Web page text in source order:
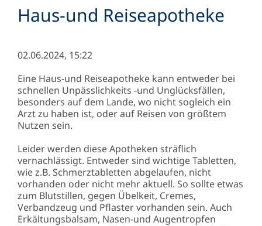
Haus-und Reiseapotheke
02.06.2024, 15:22
Eine Haus-und Reiseapotheke kann entweder bei
schnellen Unpässlichkeits -und Unglücksfällen,
besonders auf dem Lande, wo nicht sogleich ein
Arzt zu haben ist, oder auf Reisen von größtem
Nutzen sein.
Leider werden diese Apotheken sträflich
vernachlässigt. Entweder sind wichtige Tabletten,
wie z.B. Schmerztabletten abgelaufen, nicht
vorhanden oder nicht mehr aktuell. So sollte etwas
zum Blutstillen, gegen Übelkeit, Cremes,
Verbandzeug und Pflaster vorhanden sein. Auch
Erkältungsbalsam, Nasen-und Augentropfen